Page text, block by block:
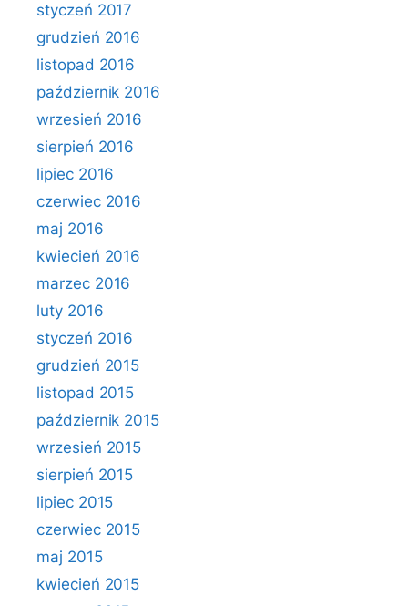
styczeń 2017
grudzień 2016
listopad 2016
październik 2016
wrzesień 2016
sierpień 2016
lipiec 2016
czerwiec 2016
maj 2016
kwiecień 2016
marzec 2016
luty 2016
styczeń 2016
grudzień 2015
listopad 2015
październik 2015
wrzesień 2015
sierpień 2015
lipiec 2015
czerwiec 2015
maj 2015
kwiecień 2015